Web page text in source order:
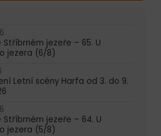
Stříbrném jezeře – 65. U
jezera (6/8)
Letní scény Harfa od 3. do 9.
Stříbrném jezeře – 64. U
jezera (5/8)